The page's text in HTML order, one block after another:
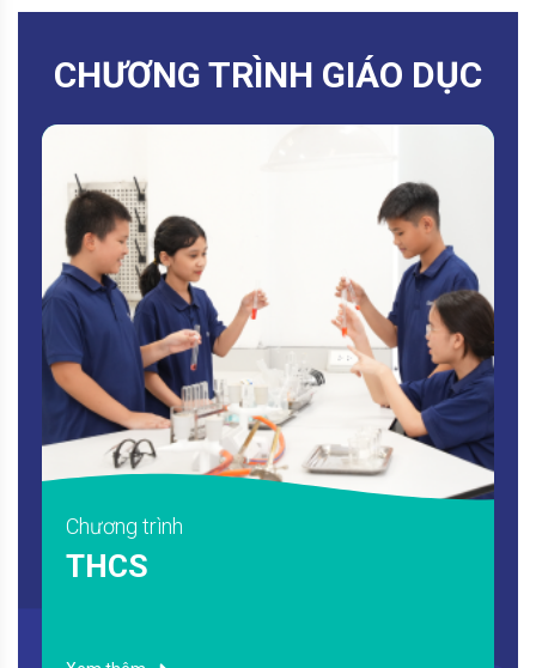
CHƯƠNG TRÌNH GIÁO DỤC